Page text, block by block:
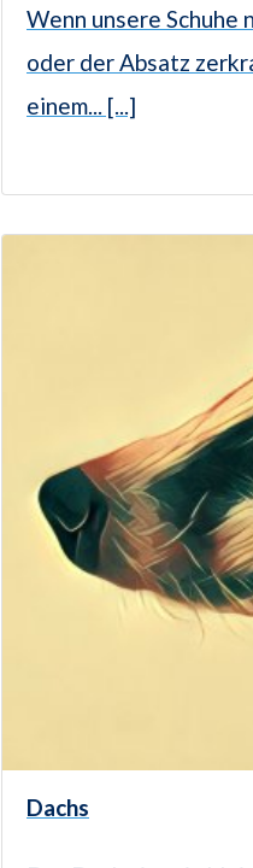
Wenn unsere Schuhe
oder der Absatz
einem... [...]
Dachs